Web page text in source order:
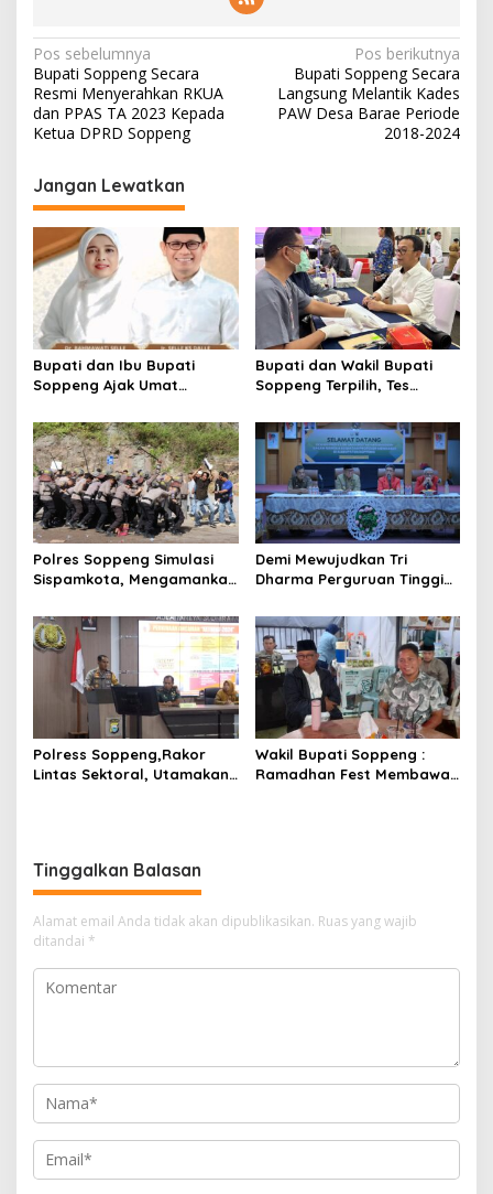
Navigasi
pos
Pos sebelumnya
Bupati Soppeng Secara
Resmi Menyerahkan RKUA
dan PPAS TA 2023 Kepada
Ketua DPRD Soppeng
Pos berikutnya
Bupati Soppeng Secara
Langsung Melantik Kades
PAW Desa Barae Periode
2018-2024
Jangan Lewatkan
Bupati dan Ibu Bupati
Soppeng Ajak Umat
Idul Adha
Bupati dan Wakil Bupati
Soppeng Terpilih, Tes
Pelantikan.
Polres Soppeng Simulasi
Sispamkota, Mengamankan
Demi Mewujudkan Tri
Dharma Perguruan Tinggi
“Profesor Mengabdi”
Polress Soppeng,Rakor
Lintas Sektoral, Utamakan
Wakil Bupati Soppeng :
Ramadhan Fest Membawah
Tinggalkan Balasan
Alamat email Anda tidak akan dipublikasikan. Ruas yang wajib
ditandai *